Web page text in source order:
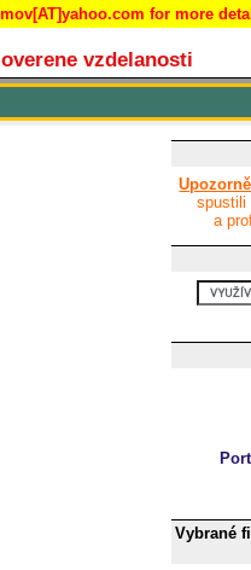
for more
vzdelanosti
spustili
a
Vybrané